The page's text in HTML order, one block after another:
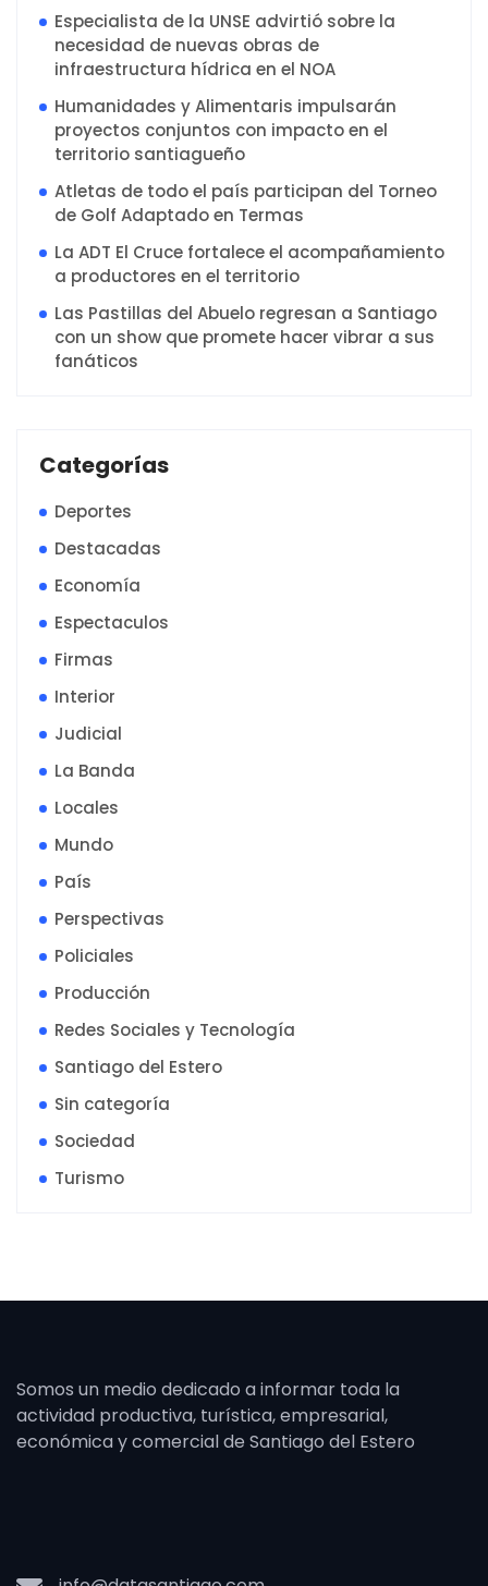
Especialista de la UNSE advirtió sobre la
necesidad de nuevas obras de
infraestructura hídrica en el NOA
Humanidades y Alimentaris impulsarán
proyectos conjuntos con impacto en el
territorio santiagueño
Atletas de todo el país participan del Torneo
de Golf Adaptado en Termas
La ADT El Cruce fortalece el acompañamiento
a productores en el territorio
Las Pastillas del Abuelo regresan a Santiago
con un show que promete hacer vibrar a sus
fanáticos
Categorías
Deportes
Destacadas
Economía
Espectaculos
Firmas
Interior
Judicial
La Banda
Locales
Mundo
País
Perspectivas
Policiales
Producción
Redes Sociales y Tecnología
Santiago del Estero
Sin categoría
Sociedad
Turismo
Somos un medio dedicado a informar toda la
actividad productiva, turística, empresarial,
económica y comercial de Santiago del Estero